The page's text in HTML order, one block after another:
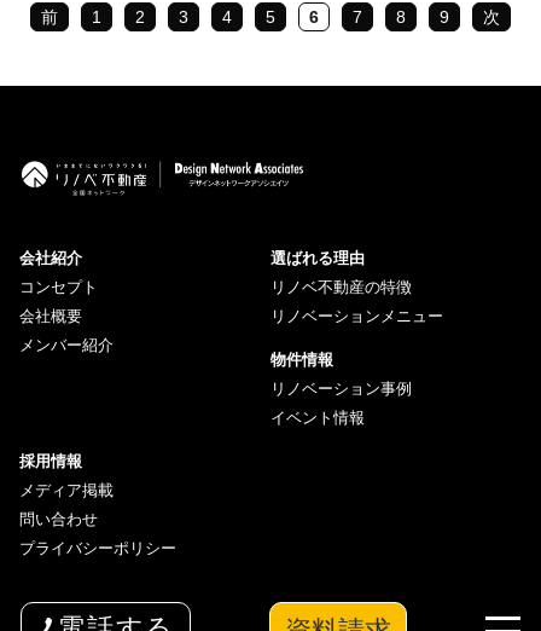
前 1 2 3 4 5 6 7 8 9 次
会社紹介
コンセプト
会社概要
メンバー紹介
選ばれる理由
リノベ不動産の特徴
リノベーションメニュー
物件情報
リノベーション事例
イベント情報
採用情報
メディア掲載
問い合わせ
プライバシーポリシー